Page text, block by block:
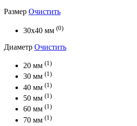
Размер Очистить
30х40 мм (0)
Диаметр Очистить
20 мм (1)
30 мм (1)
40 мм (1)
50 мм (1)
60 мм (1)
70 мм (1)